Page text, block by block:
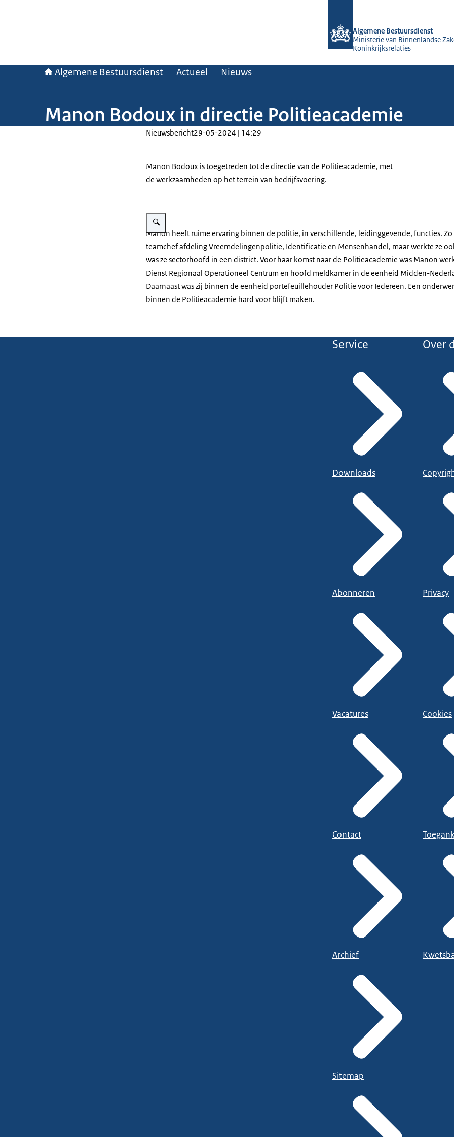
Algemene Bestuursdienst
Ministerie van Binnenlandse
Koninkrijksrelaties
Algemene Bestuursdienst Actueel Nieuws
Manon Bodoux in directie Politieacademie
Nieuwsbericht29-05-2024 | 14:29
Manon Bodoux is toegetreden tot de directie van de Politieacademie, met
de werkzaamheden op het terrein van bedrijfsvoering.
Vergroot afbeelding Manon Bodoux
Manon heeft ruime ervaring binnen de politie, in verschillende, leidinggevende, functies. Zo
teamchef afdeling Vreemdelingenpolitie, Identificatie en Mensenhandel, maar werkte ze
was ze sectorhoofd in een district. Voor haar komst naar de Politieacademie was Manon
Dienst Regionaal Operationeel Centrum en hoofd meldkamer in de eenheid Midden-
Daarnaast was zij binnen de eenheid portefeuillehouder Politie voor Iedereen. Een
binnen de Politieacademie hard voor blijft maken.
Service
Downloads
Abonneren
Vacatures
Contact
Archief
Sitemap
Over
Privacy
Cookies